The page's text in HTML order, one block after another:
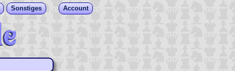
Sonstiges Account